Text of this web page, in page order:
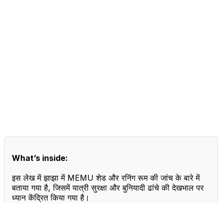
What’s inside:
इस लेख में झाझा में MEMU शेड और रनिंग रूम की जांच के बारे में
बताया गया है, जिसमें यात्री सुरक्षा और बुनियादी ढांचे की देखभाल पर
ध्यान केंद्रित किया गया है।